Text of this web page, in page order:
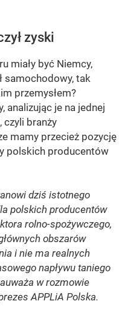
zyski
miały być Niemcy,
samochodowy, tak
przemysłem?
analizując je na jednej
czyli branży
mamy przecież pozycję
polskich producentów
dziś istotnego
polskich producentów
rolno-spożywczego,
obszarów
i nie ma realnych
napływu taniego
w rozmowie
APPLiA Polska.